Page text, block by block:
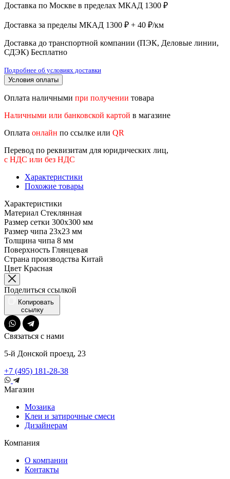
Доставка по Москве в пределах МКАД 1300 ₽
Доставка за пределы МКАД 1300 ₽ + 40 ₽/км
Доставка до транспортной компании (ПЭК, Деловые линии,
СДЭК) Бесплатно
Подробнее об условиях доставки
Условия оплаты
Оплата наличными при получении товара
Наличными или банковской картой в магазине
Оплата онлайн по ссылке или QR
Перевод по реквизитам для юридических лиц,
с НДС или без НДС
Характеристики
Похожие товары
Характеристики
Материал Стеклянная
Размер сетки 300x300 мм
Размер чипа 23x23 мм
Толщина чипа 8 мм
Поверхность Глянцевая
Страна производства Китай
Цвет Красная
Поделиться ссылкой
Копировать
ссылку
Связаться с нами
5-й Донской проезд, 23
+7 (495) 181-28-38
Магазин
Мозаика
Клеи и затирочные смеси
Дизайнерам
Компания
О компании
Контакты